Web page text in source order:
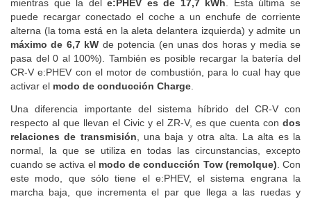
mientras que la dele:PHEV es de 17,7 kWh. Esta última se
puede recargar conectado el coche a un enchufe de corriente
alterna (la toma está en la aleta delantera izquierda) y admite un
máximo de 6,7 kW de potencia (en unas dos horas y media se
pasa del 0 al 100%). También es posible recargar la batería del
CR-V e:PHEV con el motor de combustión, para lo cual hay que
activar el modo de conducción Charge.
Una diferencia importante del sistema híbrido del CR-V con
respecto al que llevan el Civic y el ZR-V, es que cuenta con dos
relaciones de transmisión, una baja y otra alta. La alta es la
normal, la que se utiliza en todas las circunstancias, excepto
cuando se activa el modo de conducción Tow (remolque). Con
este modo, que sólo tiene el e:PHEV, el sistema engrana la
marcha baja, que incrementa el par que llega a las ruedas y